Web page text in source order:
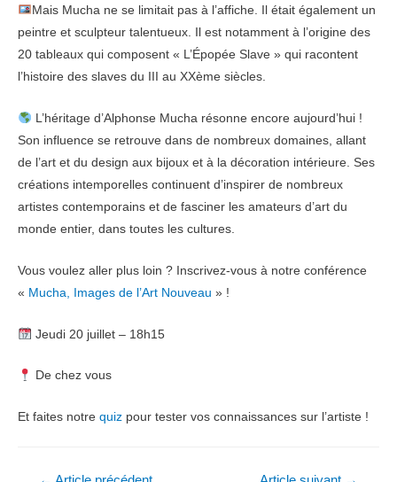
Mais Mucha ne se limitait pas à l’affiche. Il était également un
peintre et sculpteur talentueux. Il est notamment à l’origine des
20 tableaux qui composent « L’Épopée Slave » qui racontent
l’histoire des slaves du III au XXème siècles.
L’héritage d’Alphonse Mucha résonne encore aujourd’hui !
Son influence se retrouve dans de nombreux domaines, allant
de l’art et du design aux bijoux et à la décoration intérieure. Ses
créations intemporelles continuent d’inspirer de nombreux
artistes contemporains et de fasciner les amateurs d’art du
monde entier, dans toutes les cultures.
Vous voulez aller plus loin ? Inscrivez-vous à notre conférence
« Mucha, Images de l’Art Nouveau » !
Jeudi 20 juillet – 18h15
De chez vous
Et faites notre quiz pour tester vos connaissances sur l’artiste !